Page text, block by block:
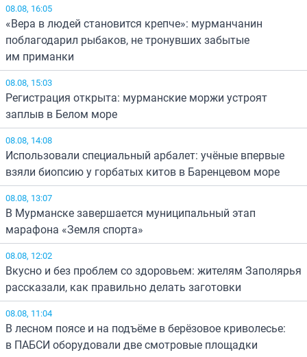
08.08, 16:05
«Вера в людей становится крепче»: мурманчанин
поблагодарил рыбаков, не тронувших забытые
им приманки
08.08, 15:03
Регистрация открыта: мурманские моржи устроят
заплыв в Белом море
08.08, 14:08
Использовали специальный арбалет: учёные впервые
взяли биопсию у горбатых китов в Баренцевом море
08.08, 13:07
В Мурманске завершается муниципальный этап
марафона «Земля спорта»
08.08, 12:02
Вкусно и без проблем со здоровьем: жителям Заполярья
рассказали, как правильно делать заготовки
08.08, 11:04
В лесном поясе и на подъёме в берёзовое криволесье:
в ПАБСИ оборудовали две смотровые площадки